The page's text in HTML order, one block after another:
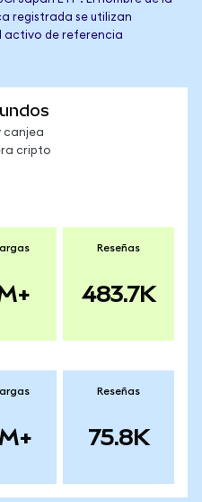
registrada se utilizan
activo de referencia
canjea
cripto
Reseñas
483.7K
Reseñas
75.8K